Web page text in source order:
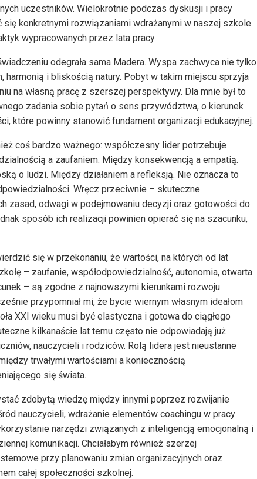
uczestników. Wielokrotnie podczas dyskusji i pracy
się konkretnymi rozwiązaniami wdrażanymi w naszej szkole
wypracowanych przez lata pracy.
odegrała sama Madera. Wyspa zachwyca nie tylko
harmonią i bliskością natury. Pobyt w takim miejscu sprzyja
na własną pracę z szerszej perspektywy. Dla mnie był to
zadania sobie pytań o sens przywództwa, o kierunek
które powinny stanowić fundament organizacji edukacyjnej.
coś bardzo ważnego: współczesny lider potrzebuje
a zaufaniem. Między konsekwencją a empatią.
o ludzi. Między działaniem a refleksją. Nie oznacza to
Wręcz przeciwnie – skuteczne
zasad, odwagi w podejmowaniu decyzji oraz gotowości do
sposób ich realizacji powinien opierać się na szacunku,
się w przekonaniu, że wartości, na których od lat
– zaufanie, współodpowiedzialność, autonomia, otwarta
– są zgodne z najnowszymi kierunkami rozwoju
przypomniał mi, że bycie wiernym własnym ideałom
XXI wieku musi być elastyczna i gotowa do ciągłego
kilkanaście lat temu często nie odpowiadają już
nauczycieli i rodziców. Rolą lidera jest nieustanne
trwałymi wartościami a koniecznością
się świata.
zdobytą wiedzę między innymi poprzez rozwijanie
nauczycieli, wdrażanie elementów coachingu w pracy
narzędzi związanych z inteligencją emocjonalną i
komunikacji. Chciałabym również szerzej
przy planowaniu zmian organizacyjnych oraz
całej społeczności szkolnej.